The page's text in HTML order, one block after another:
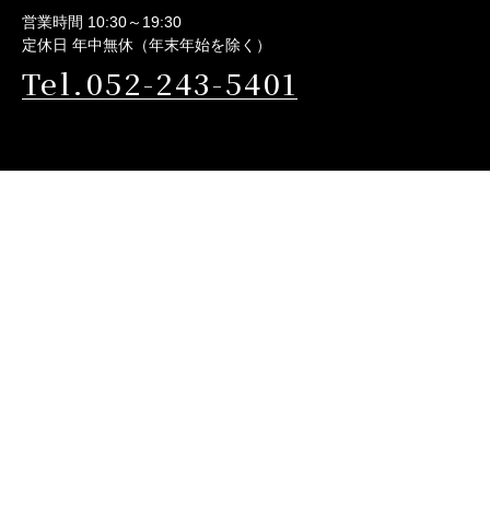
営業時間 10:30～19:30
定休日 年中無休（年末年始を除く）
Tel.052-243-5401